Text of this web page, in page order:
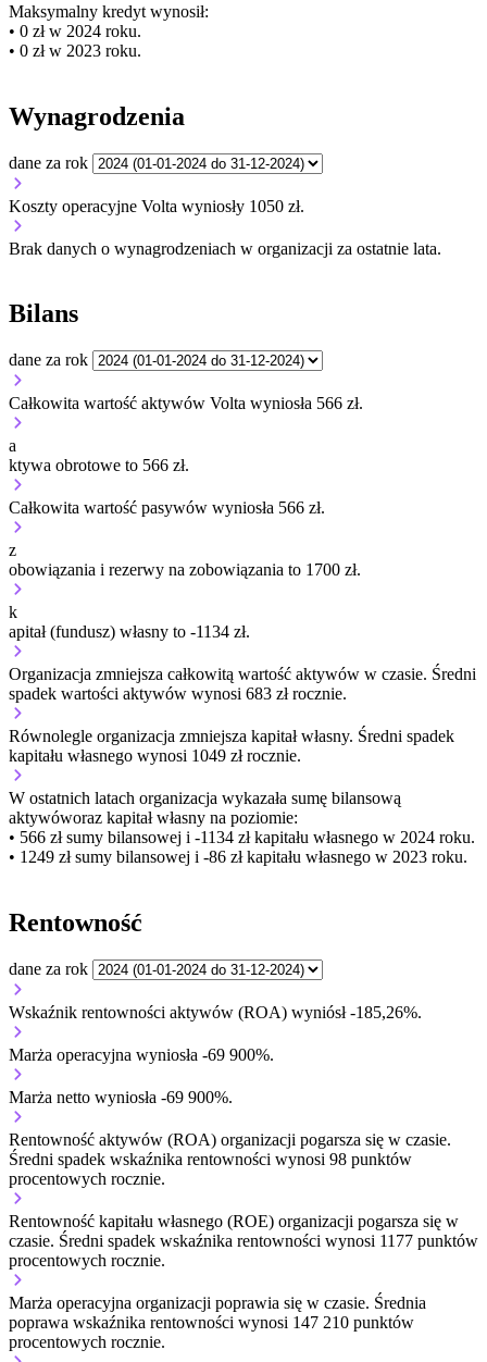
Maksymalny kredyt wynosił:
• 0 zł w 2024 roku.
• 0 zł w 2023 roku.
Wynagrodzenia
dane za rok
Koszty operacyjne Volta wyniosły 1050 zł.
Brak danych o wynagrodzeniach w organizacji za ostatnie lata.
Bilans
dane za rok
Całkowita wartość aktywów Volta wyniosła 566 zł.
a
ktywa obrotowe to 566 zł.
Całkowita wartość pasywów wyniosła 566 zł.
z
obowiązania i rezerwy na zobowiązania to 1700 zł.
k
apitał (fundusz) własny to -1134 zł.
Organizacja zmniejsza całkowitą wartość aktywów w czasie. Średni
spadek wartości aktywów wynosi 683 zł rocznie.
Równolegle organizacja zmniejsza kapitał własny. Średni spadek
kapitału własnego wynosi 1049 zł rocznie.
W ostatnich latach organizacja wykazała sumę bilansową
aktywóworaz kapitał własny na poziomie:
• 566 złsumy bilansowej i -1134 zł kapitału własnego w 2024 roku.
• 1249 złsumy bilansowej i -86 zł kapitału własnego w 2023 roku.
Rentowność
dane za rok
Wskaźnik rentowności aktywów (ROA) wyniósł -185,26%.
Marża operacyjna wyniosła -69 900%.
Marża netto wyniosła -69 900%.
Rentowność aktywów (ROA) organizacji pogarsza się w czasie.
Średni spadek wskaźnika rentowności wynosi 98 punktów
procentowych rocznie.
Rentowność kapitału własnego (ROE) organizacji pogarsza się w
czasie. Średni spadek wskaźnika rentowności wynosi 1177 punktów
procentowych rocznie.
Marża operacyjna organizacji poprawia się w czasie. Średnia
poprawa wskaźnika rentowności wynosi 147 210 punktów
procentowych rocznie.